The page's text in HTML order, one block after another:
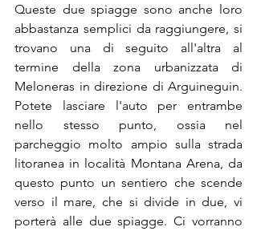
Queste due spiagge sono anche loro
abbastanza semplici da raggiungere, si
trovano una di seguito all'altra al
termine della zona urbanizzata di
Meloneras in direzione di Arguineguin.
Potete lasciare l'auto per entrambe
nello stesso punto, ossia nel
parcheggio molto ampio sulla strada
litoranea in località Montana Arena, da
questo punto un sentiero che scende
verso il mare, che si divide in due, vi
porterà alle due spiagge. Ci vorranno